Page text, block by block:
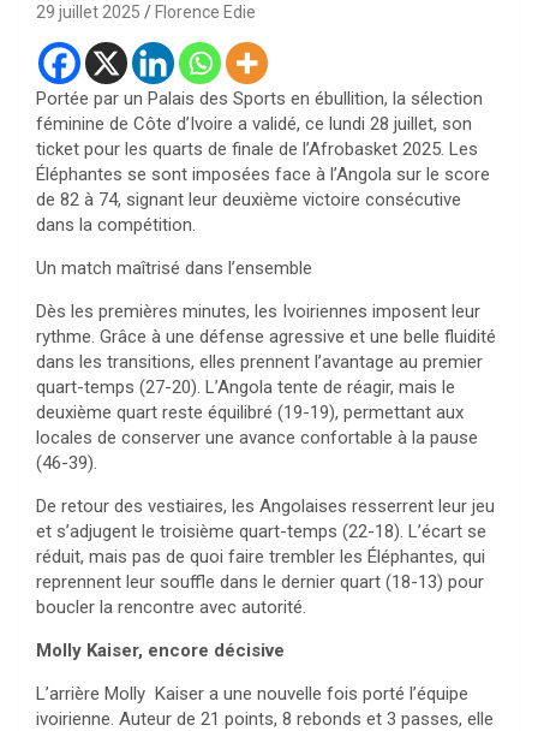
29 juillet 2025 Florence Edie
Portée par un Palais des Sports en ébullition, la sélection
féminine de Côte d’Ivoire a validé, ce lundi 28 juillet, son
ticket pour les quarts de finale de l’Afrobasket 2025. Les
Éléphantes se sont imposées face à l’Angola sur le score
de 82 à 74, signant leur deuxième victoire consécutive
dans la compétition.
Un match maîtrisé dans l’ensemble
Dès les premières minutes, les Ivoiriennes imposent leur
rythme. Grâce à une défense agressive et une belle fluidité
dans les transitions, elles prennent l’avantage au premier
quart-temps (27-20). L’Angola tente de réagir, mais le
deuxième quart reste équilibré (19-19), permettant aux
locales de conserver une avance confortable à la pause
(46-39).
De retour des vestiaires, les Angolaises resserrent leur jeu
et s’adjugent le troisième quart-temps (22-18). L’écart se
réduit, mais pas de quoi faire trembler les Éléphantes, qui
reprennent leur souffle dans le dernier quart (18-13) pour
boucler la rencontre avec autorité.
Molly Kaiser, encore décisive
L’arrière Molly Kaiser a une nouvelle fois porté l’équipe
ivoirienne. Auteur de 21 points, 8 rebonds et 3 passes, elle